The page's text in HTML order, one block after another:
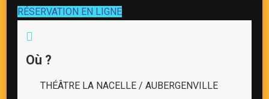
RÉSERVATION EN LIGNE
Où ?
THÉÂTRE LA NACELLE / AUBERGENVILLE